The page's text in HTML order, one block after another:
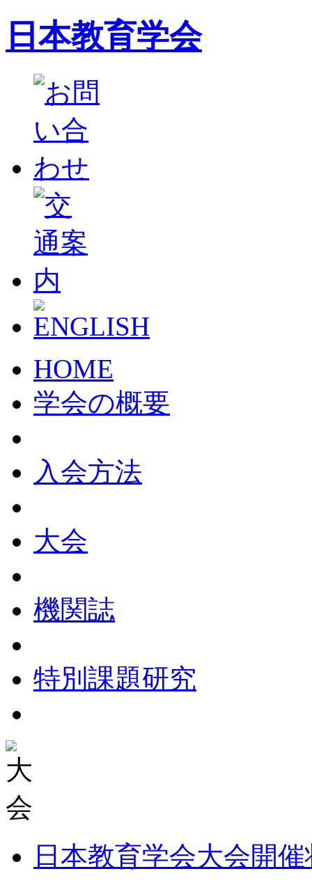
日本教育学会
HOME
学会の概要
入会方法
大会
機関誌
特別課題研究
日本教育学会大会開